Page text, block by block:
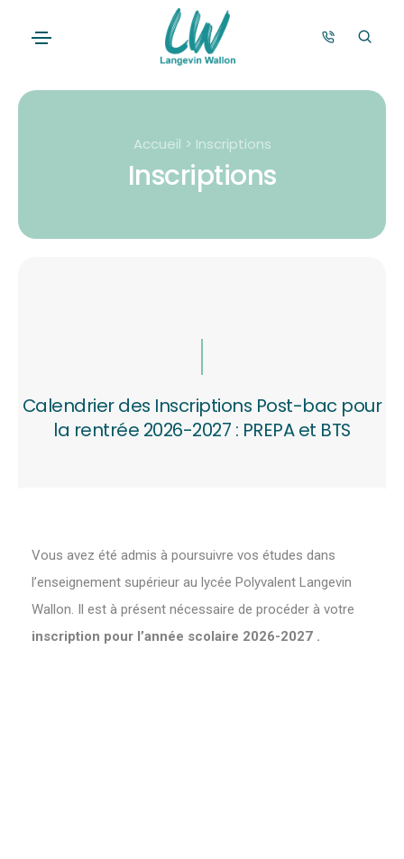
Accueil > Inscriptions
Inscriptions
Calendrier des Inscriptions Post-bac pour
la rentrée 2026-2027 : PREPA et BTS
Vous avez été admis à poursuivre vos études dans
l’enseignement supérieur au lycée Polyvalent Langevin
Wallon. Il est à présent nécessaire de procéder à votre
inscription pour l’année scolaire 2026-2027 .